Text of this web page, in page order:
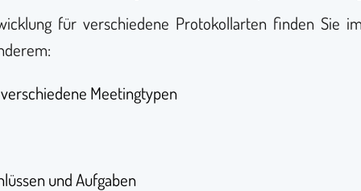
für verschiedene Protokollarten finden Sie
Meetingtypen
und Aufgaben